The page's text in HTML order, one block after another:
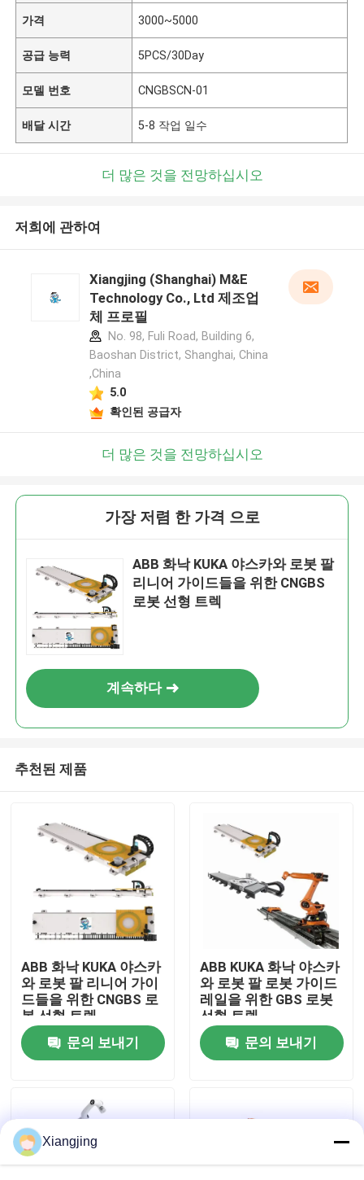
제품
가격 3000~5000
공급 능력 5PCS/30Day
모델 번호 CNGBSCN-01
배달 시간 5-8 작업 일수
더 많은 것을 전망하십시오
저희에 관하여
Xiangjing (Shanghai) M&E
Technology Co., Ltd 제조업
체 프로필
No. 98, Fuli Road, Building 6,
Baoshan District, Shanghai, China
,China
5.0
확인된 공급자
더 많은 것을 전망하십시오
가장 저렴 한 가격 으로
ABB 화낙 KUKA 야스카와 로봇 팔
리니어 가이드들을 위한 CNGBS
로봇 선형 트렉
계속하다
추천된 제품
ABB 화낙 KUKA 야스카
와 로봇 팔 리니어 가이
드들을 위한 CNGBS 로
봇 선형 트렉
문의 보내기
ABB KUKA 화낙 야스카
와 로봇 팔 로봇 가이드
레일을 위한 GBS 로봇
선형 트렉
문의 보내기
Xiangjing